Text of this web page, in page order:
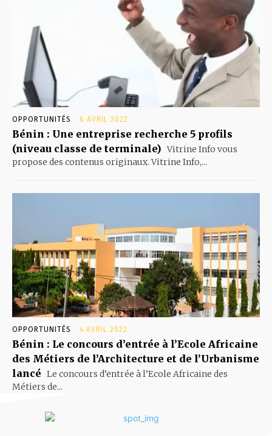
OPPORTUNITÉS 6 AVRIL 2022
Bénin : Une entreprise recherche 5 profils
(niveau classe de terminale) Vitrine Info vous
propose des contenus originaux. Vitrine Info,...
OPPORTUNITÉS 4 AVRIL 2022
Bénin : Le concours d’entrée à l’Ecole Africaine
des Métiers de l’Architecture et de l’Urbanisme
lancé Le concours d’entrée à l’Ecole Africaine des
Métiers de...